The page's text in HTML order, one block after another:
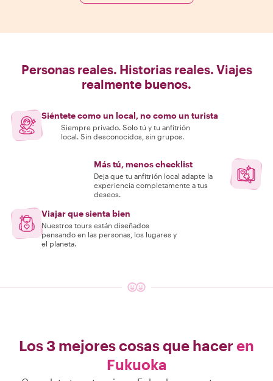
Personas reales. Historias reales. Viajes
realmente buenos.
Siéntete como un local, no como un turista
Siempre privado. Solo tú y tu anfitrión
local. Sin desconocidos, sin grupos.
Más tú, menos checklist
Deja que tu anfitrión local adapte la
experiencia completamente a tus
deseos.
Viajar que sienta bien
Nuestros tours están diseñados
pensando en las personas, los lugares y
el planeta.
Los 3 mejores cosas que hacer en
Fukuoka